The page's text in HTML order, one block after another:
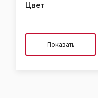
Цвет
Показать